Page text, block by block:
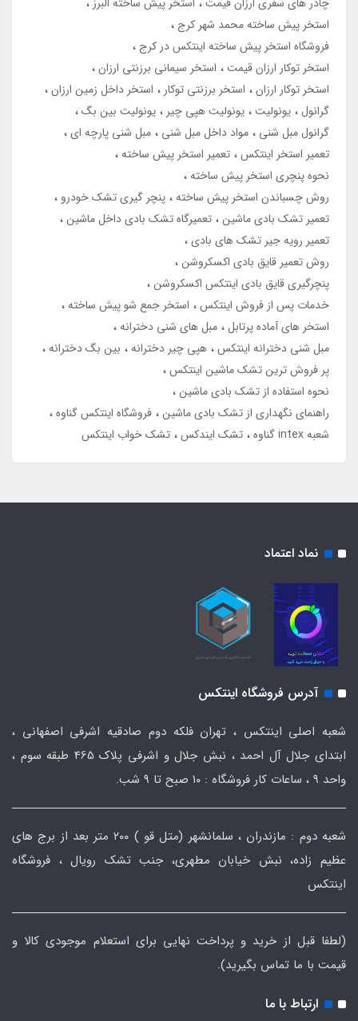
استخر پیش ساخته محمد شهر کرج
فروشگاه استخر پیش ساخته اینتکس در کرج
استخر توکار ارزان قیمت
استخر سیمانی برزنتی ارزان
استخر توکار ارزان
استخر برزنتی توکار
استخر داخل زمین ارزان
گرانول یونولیت یونولیت هپی چیر
یونولیت بین بگ
گرانول مبل شنی
مواد داخل مبل شنی
مبل شنی پارچه ای
تعمیر استخر اینتکس تعمیر استخر پیش ساخته
نحوه پنچری استخر پیش ساخته
روش چسباندن استخر پیش ساخته پنچر گیری تشک خودرو
تعمیر تشک بادی ماشین تعمیرگاه تشک بادی داخل ماشین
تعمیر رویه جیر تشک های بادی
روش تعمیر قایق بادی اکسکروشن
پنچرگیری قایق بادی اینتکس اکسکروشن
خدمات پس از فروش اینتکس
استخر جمع شو پیش ساخته
استخر های آماده پرتابل مبل های شنی دخترانه
مبل شنی دخترانه اینتکس هپی چیر دخترانه
بین بگ دخترانه
پر فروش ترین تشک ماشین اینتکس
نحوه استفاده از تشک بادی ماشین
راهنمای نگهداری از تشک بادی ماشین فروشگاه اینتکس گناوه
شعبه intex گناوه
تشک ایندکس تشک خواب اینتکس
نماد اعتماد
آدرس فروشگاه اینتکس
شعبه اصلی اینتکس ، تهران فلکه دوم صادقیه اشرفی اصفهانی ،
ابتدای جلال آل احمد ، نبش جلال و اشرفی پلاک 465 طبقه سوم ،
واحد ۹ ، ساعات کار فروشگاه : ۱۰ صبح تا ۹ شب.
شعبه دوم : مازندران ، سلمانشهر (متل قو ) ۲۰۰ متر بعد از برج های
عظیم زاده، نبش خیابان مطهری، جنب تشک رویال ، فروشگاه
اینتکس
(لطفا قبل از خرید و پرداخت نهایی برای استعلام موجودی کالا و
قیمت با ما تماس بگیرید).
ارتباط با ما